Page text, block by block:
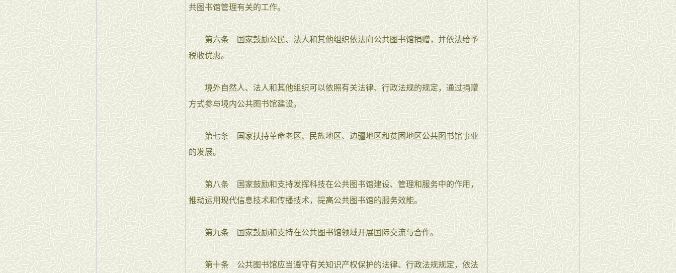
共图书馆管理有关的工作。
第六条 国家鼓励公民、法人和其他组织依法向公共图书馆捐赠，并依法给予
税收优惠。
境外自然人、法人和其他组织可以依照有关法律、行政法规的规定，通过捐赠
方式参与境内公共图书馆建设。
第七条 国家扶持革命老区、民族地区、边疆地区和贫困地区公共图书馆事业
的发展。
第八条 国家鼓励和支持发挥科技在公共图书馆建设、管理和服务中的作用，
推动运用现代信息技术和传播技术，提高公共图书馆的服务效能。
第九条 国家鼓励和支持在公共图书馆领域开展国际交流与合作。
第十条 公共图书馆应当遵守有关知识产权保护的法律、行政法规规定，依法